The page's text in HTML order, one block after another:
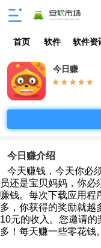
首页 软件 软件资
今日赚
今日赚介绍
今天赚钱，今天你必
员还是宝贝妈妈，你必
赚钱。每次下载应用程
多，你获得的奖励就越
10元的收入。您邀请
多！每天赚一些零花钱。